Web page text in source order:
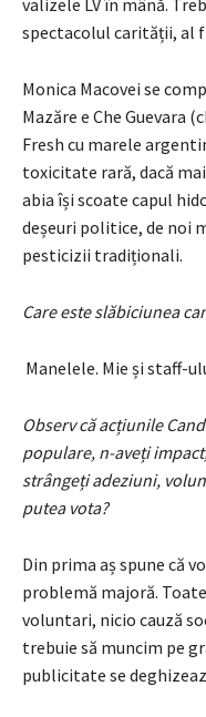
valizele LV în mână.
spectacolul carității, al
Monica Macovei se
Mazăre e Che Guevara
Fresh cu marele
toxicitate rară, dacă
abia își scoate capul
deșeuri politice, de noi
pesticizii tradiționali.
Care este slăbiciunea
Manelele. Mie și staff-
Observ că acțiunile
populare, n-aveți
strângeți adeziuni,
putea vota?
Din prima aș spune că
problemă majoră.
voluntari, nicio cauză
trebuie să muncim pe
publicitate se